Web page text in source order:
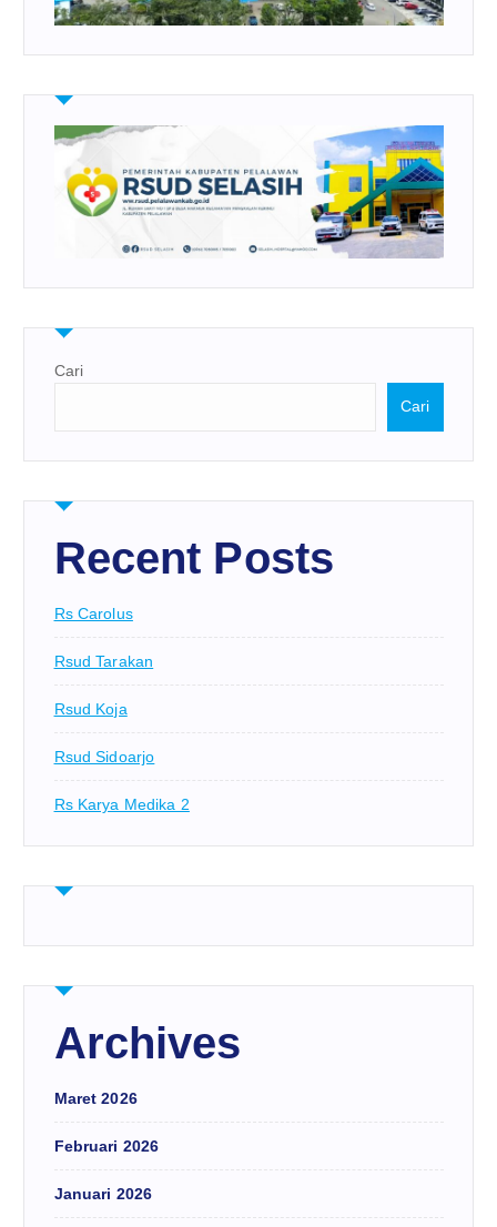
Cari
Cari
Recent Posts
Rs Carolus
Rsud Tarakan
Rsud Koja
Rsud Sidoarjo
Rs Karya Medika 2
Archives
Maret 2026
Februari 2026
Januari 2026